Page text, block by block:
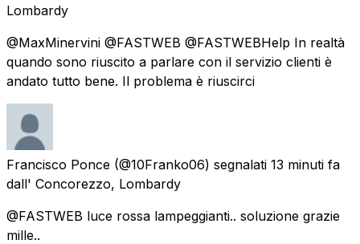
Lombardy
@MaxMinervini @FASTWEB @FASTWEBHelp In realtà
quando sono riuscito a parlare con il servizio clienti è
andato tutto bene. Il problema è riuscirci
Francisco Ponce (@10Franko06) segnalati 13 minuti fa
dall' Concorezzo, Lombardy
@FASTWEB luce rossa lampeggianti.. soluzione grazie
mille..